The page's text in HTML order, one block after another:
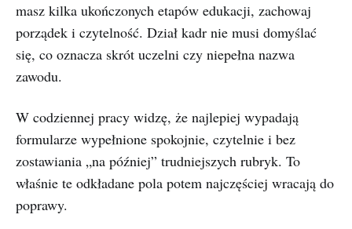
masz kilka ukończonych etapów edukacji, zachowaj
porządek i czytelność. Dział kadr nie musi domyślać
się, co oznacza skrót uczelni czy niepełna nazwa
zawodu.
W codziennej pracy widzę, że najlepiej wypadają
formularze wypełnione spokojnie, czytelnie i bez
zostawiania „na później” trudniejszych rubryk. To
właśnie te odkładane pola potem najczęściej wracają do
poprawy.